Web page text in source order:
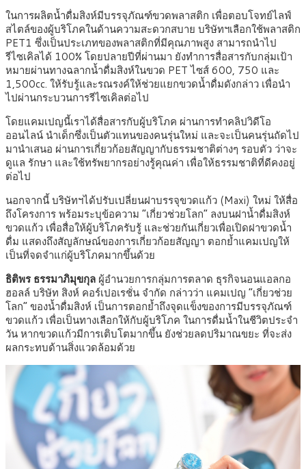
ในการผลิตน้ำดื่มสิงห์มีบรรจุภัณฑ์ขวดพลาสติก เพื่อตอบโจทย์ไลฟ์
สไตล์ของผู้บริโภคในด้านความสะดวกสบาย บริษัทฯเลือกใช้พลาสติก
PET1 ซึ่งเป็นประเภทของพลาสติกที่มีคุณภาพสูง สามารถนำไป
รีไซเคิลได้ 100% โดยปลายปีที่ผ่านมา ยังทำการสื่อสารกับกลุ่มเป้า
หมายผ่านทางฉลากน้ำดื่มสิงห์ในขวด PET ไซส์ 600, 750 และ
1,500cc. ให้รับรู้และรณรงค์ให้ช่วยแยกขวดน้ำดื่มดังกล่าว เพื่อนำ
ไปผ่านกระบวนการรีไซเคิลต่อไป
โดยแคมเปญนี้เราได้สื่อสารกับผู้บริโภค ผ่านการทำคลิปวิดีโอ
ออนไลน์ นำเด็กซึ่งเป็นตัวแทนของคนรุ่นใหม่ และจะเป็นคนรุ่นถัดไป
มานำเสนอ ผ่านการเกี่ยวก้อยสัญญากับธรรมชาติต่างๆ รอบตัว ว่าจะ
ดูแล รักษา และใช้ทรัพยากรอย่างรู้คุณค่า เพื่อให้ธรรมชาติที่ดีคงอยู่
ต่อไป
นอกจากนี้ บริษัทฯได้ปรับเปลี่ยนฝาบรรจุขวดแก้ว (Maxi) ใหม่ ให้สื่อ
ถึงโครงการ พร้อมระบุข้อความ “เกี่ยวช่วยโลก” ลงบนฝาน้ำดื่มสิงห์
ขวดแก้ว เพื่อสื่อให้ผู้บริโภครับรู้ และช่วยกันเกี่ยวเพื่อเปิดฝาขวดน้ำ
ดื่ม แสดงถึงสัญลักษณ์ของการเกี่ยวก้อยสัญญา ตอกย้ำแคมเปญให้
เป็นที่จดจำแก่ผู้บริโภคมากขึ้นด้วย
ธิติพร ธรรมาภิมุขกุล ผู้อำนวยการกลุ่มการตลาด ธุรกิจนอนแอลกอ
ฮอลล์ บริษัท สิงห์ คอร์เปอเรชั่น จำกัด กล่าวว่า แคมเปญ “เกี่ยวช่วย
โลก” ของน้ำดื่มสิงห์ เป็นการตอกย้ำถึงจุดแข็งของการมีบรรจุภัณฑ์
ขวดแก้ว เพื่อเป็นทางเลือกให้กับผู้บริโภค ในการดื่มน้ำในชีวิตประจำ
วัน หากขวดแก้วมีการเติบโตมากขึ้น ยังช่วยลดปริมาณขยะ ที่จะส่ง
ผลกระทบด้านสิ่งแวดล้อมด้วย